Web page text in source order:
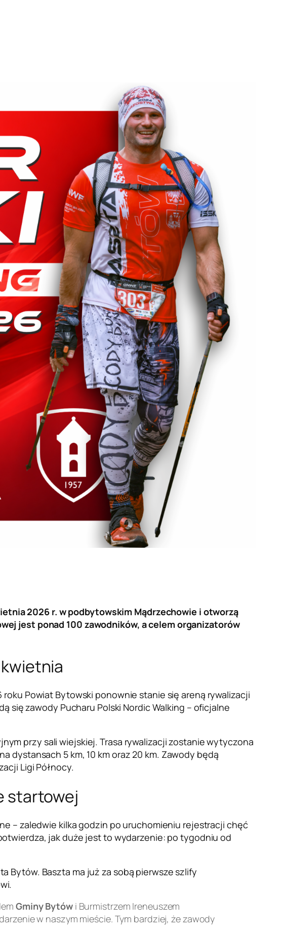
2026 r. w podbytowskim Mądrzechowie i otworzą
jest ponad 100 zawodników, a celem organizatorów
Powiat Bytowski ponownie stanie się areną rywalizacji
się zawody Pucharu Polski Nordic Walking – oficjalne
przy sali wiejskiej. Trasa rywalizacji zostanie wytyczona
dystansach 5 km, 10 km oraz 20 km. Zawody będą
Ligi Północy.
startowej
– zaledwie kilka godzin po uruchomieniu rejestracji chęć
jak duże jest to wydarzenie: po tygodniu od
Bytów. Baszta ma już za sobą pierwsze szlify
Gminy Bytówi Burmistrzem Ireneuszem
w naszym mieście. Tym bardziej, że zawody